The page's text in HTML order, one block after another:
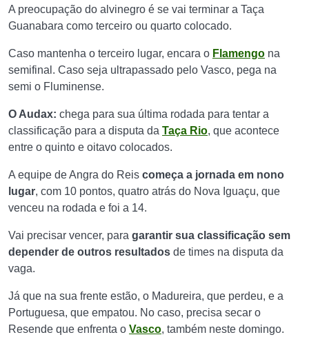
A preocupação do alvinegro é se vai terminar a Taça
Guanabara como terceiro ou quarto colocado.
Caso mantenha o terceiro lugar, encara o Flamengo na
semifinal. Caso seja ultrapassado pelo Vasco, pega na
semi o Fluminense.
O Audax: chega para sua última rodada para tentar a
classificação para a disputa da Taça Rio, que acontece
entre o quinto e oitavo colocados.
A equipe de Angra do Reis começa a jornada em nono
lugar, com 10 pontos, quatro atrás do Nova Iguaçu, que
venceu na rodada e foi a 14.
Vai precisar vencer, para garantir sua classificação sem
depender de outros resultados de times na disputa da
vaga.
Já que na sua frente estão, o Madureira, que perdeu, e a
Portuguesa, que empatou. No caso, precisa secar o
Resende que enfrenta o Vasco, também neste domingo.